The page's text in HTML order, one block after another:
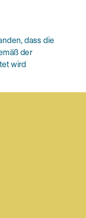
dass die
der
wird